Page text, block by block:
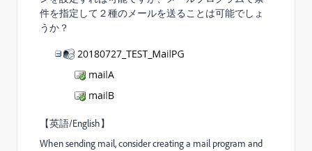
件を指定して２種のメールを送ることは可能でしょ
うか？
【英語/English】
When sending mail, consider creating a mail program and